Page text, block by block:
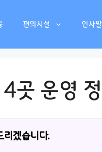
편의시설 인사말
곳 운영
겠습니다.